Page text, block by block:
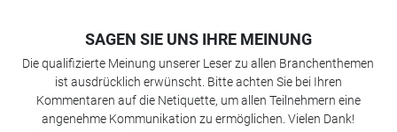
SAGEN SIE UNS IHRE MEINUNG
Die qualifizierte Meinung unserer Leser zu allen Branchenthemen
ist ausdrücklich erwünscht. Bitte achten Sie bei Ihren
Kommentaren auf die Netiquette, um allen Teilnehmern eine
angenehme Kommunikation zu ermöglichen. Vielen Dank!